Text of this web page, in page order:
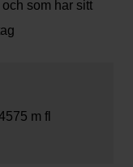
som har sitt
m fl